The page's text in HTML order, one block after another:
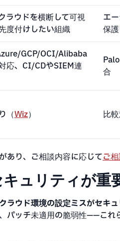
ラウドを横断して可視
度付けしたい組織
エ
保
GCP/OCI/Alibaba
応、CI/CDやSIEM連
合
（Wiz） 比
あり、ご相談内容に応じてご
ュリティが重
クラウド環境の設定ミスがセキ
パッチ未適用の脆弱性——これ